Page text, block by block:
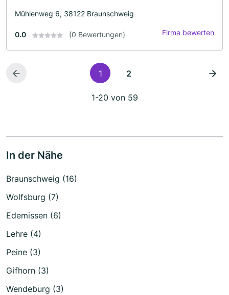
Mühlenweg 6, 38122 Braunschweig
0.0 (0 Bewertungen) Firma bewerten
1 2
1-20 von 59
In der Nähe
Braunschweig (16)
Wolfsburg (7)
Edemissen (6)
Lehre (4)
Peine (3)
Gifhorn (3)
Wendeburg (3)